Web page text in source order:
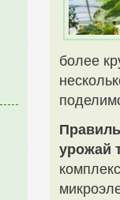
более
урожай